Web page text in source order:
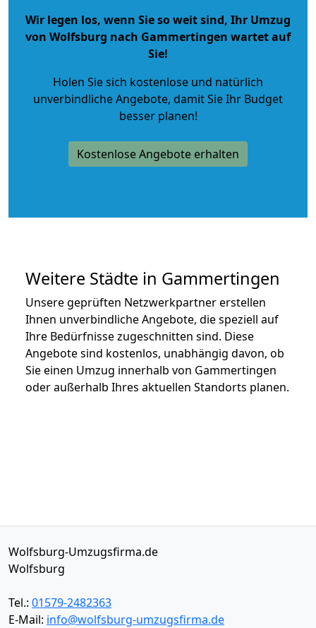
Wir legen los, wenn Sie so weit sind, Ihr Umzug
von Wolfsburg nach Gammertingen wartet auf
Sie!
Holen Sie sich kostenlose und natürlich
unverbindliche Angebote, damit Sie Ihr Budget
besser planen!
Kostenlose Angebote erhalten
Weitere Städte in Gammertingen
Unsere geprüften Netzwerkpartner erstellen
Ihnen unverbindliche Angebote, die speziell auf
Ihre Bedürfnisse zugeschnitten sind. Diese
Angebote sind kostenlos, unabhängig davon, ob
Sie einen Umzug innerhalb von Gammertingen
oder außerhalb Ihres aktuellen Standorts planen.
Wolfsburg-Umzugsfirma.de
Wolfsburg
Tel.: 01579-2482363
E-Mail: info@wolfsburg-umzugsfirma.de